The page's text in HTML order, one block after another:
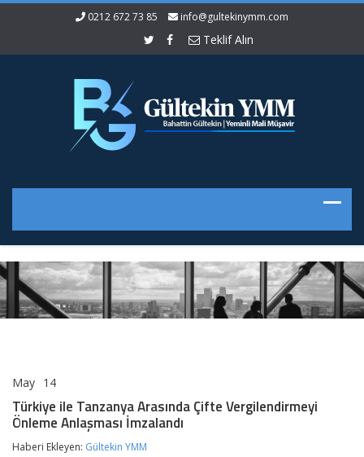
0212 672 73 85 info@gultekinymm.com
Teklif Alın
May 14
Tanzanya
Arasında
Vergilendirmeyi
Türkiye ile Tanzanya Arasında Çifte Vergilendirmeyi
Önleme Anlaşması İmzalandı
Haberi Ekleyen: Gültekin YMM